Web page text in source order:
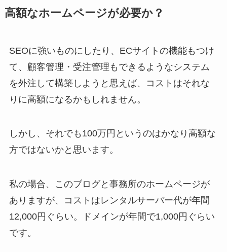
高額なホームページが必要か？
SEOに強いものにしたり、ECサイトの機能もつけ
て、顧客管理・受注管理もできるようなシステム
を外注して構築しようと思えば、コストはそれな
りに高額になるかもしれません。
しかし、それでも100万円というのはかなり高額な
方ではないかと思います。
私の場合、このブログと事務所のホームページが
ありますが、コストはレンタルサーバー代が年間
12,000円ぐらい。ドメインが年間で1,000円ぐらい
です。